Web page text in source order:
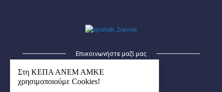
Επικοινωνήστε μαζί μας
ΚΕΠΑ – ΑΝΕΜ ΑΜΚΕ
Οικισμός Λήδα-Μαρία
Στη ΚΕΠΑ ΑΝΕΜ ΑΜΚΕ
χρησιμοποιούμε Cookies!